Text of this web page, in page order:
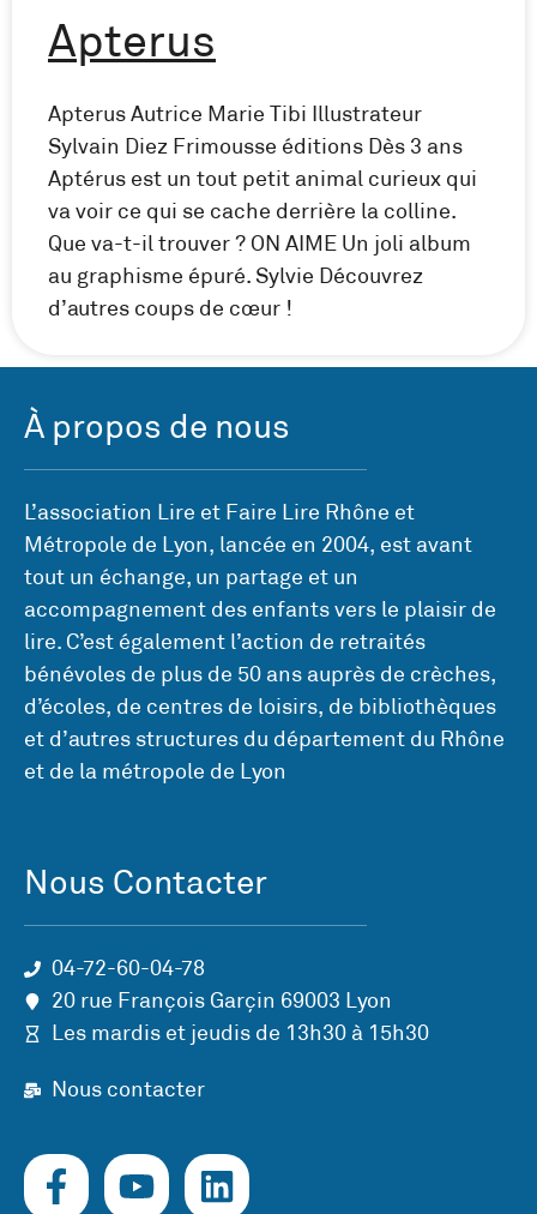
Apterus
Apterus Autrice Marie Tibi Illustrateur
Sylvain Diez Frimousse éditions Dès 3 ans
Aptérus est un tout petit animal curieux qui
va voir ce qui se cache derrière la colline.
Que va-t-il trouver ? ON AIME Un joli album
au graphisme épuré. Sylvie Découvrez
d’autres coups de cœur !
À propos de nous
L’association Lire et Faire Lire Rhône et
Métropole de Lyon, lancée en 2004, est avant
tout un échange, un partage et un
accompagnement des enfants vers le plaisir de
lire. C’est également l’action de retraités
bénévoles de plus de 50 ans auprès de crèches,
d’écoles, de centres de loisirs, de bibliothèques
et d’autres structures du département du Rhône
et de la métropole de Lyon
Nous Contacter
04-72-60-04-78
20 rue François Garçin 69003 Lyon
Les mardis et jeudis de 13h30 à 15h30
Nous contacter